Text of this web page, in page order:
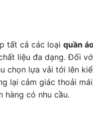
tất cả các loại quần
liệu đa dạng. Đối
lựa vải tới lên
lại cảm giác thoải
hàng có nhu cầu.